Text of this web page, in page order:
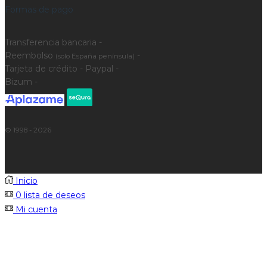
Formas de pago
Transferencia bancaria -
Reembolso (solo España península) -
Tarjeta de crédito - Paypal -
Bizum -
© 1998 - 2026
Inicio
0 lista de deseos
Mi cuenta